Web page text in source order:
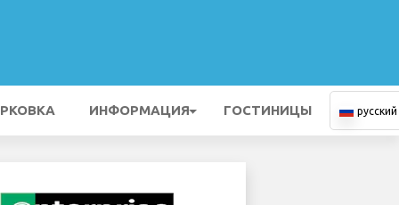
ИНФОРМАЦИЯ ГОСТИНИЦЫ русский